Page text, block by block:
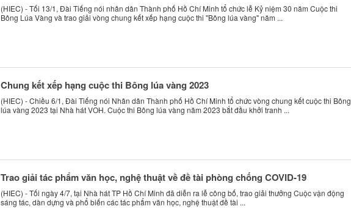
(HIEC) - Tối 13/1, Đài Tiếng nói nhân dân Thành phố Hồ Chí Minh tổ chức lễ Kỷ niệm 30 năm Cuộc thi
Bông Lúa Vàng và trao giải vòng chung kết xếp hạng cuộc thi "Bông lúa vàng" năm ...
Chung kết xếp hạng cuộc thi Bông lúa vàng 2023
(HIEC) - Chiều 6/1, Đài Tiếng nói Nhân dân Thành phố Hồ Chí Minh tổ chức vòng chung kết cuộc thi Bông
lúa vàng 2023 tại Nhà hát VOH. Cuộc thi Bông lúa vàng năm 2023 bắt đầu khởi tranh ...
Trao giải tác phẩm văn học, nghệ thuật về đề tài phòng chống COVID-19
(HIEC) - Tối ngày 4/7, tại Nhà hát TP Hồ Chí Minh đã diễn ra lễ công bố, trao giải thưởng Cuộc vận động
sáng tác, dàn dựng và phổ biến các tác phẩm văn học, nghệ thuật đề tài ...